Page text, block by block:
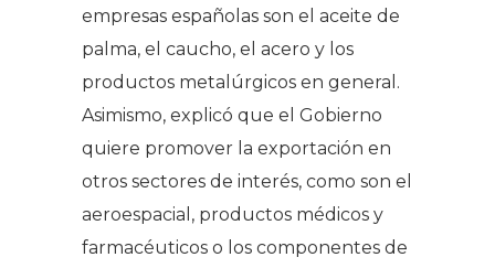
empresas españolas son el aceite de
palma, el caucho, el acero y los
productos metalúrgicos en general.
Asimismo, explicó que el Gobierno
quiere promover la exportación en
otros sectores de interés, como son el
aeroespacial, productos médicos y
farmacéuticos o los componentes de